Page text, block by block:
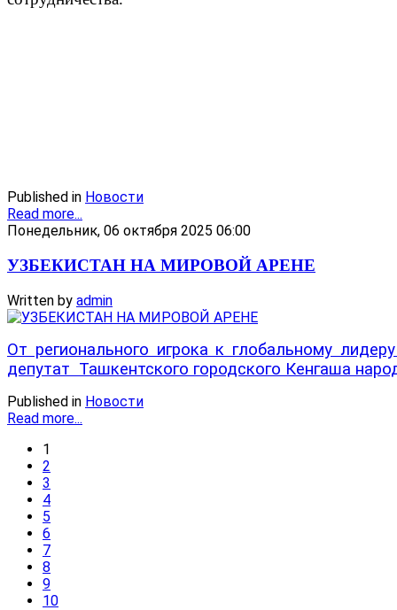
Published in Новости
Read more...
Понедельник, 06 октября 2025 06:00
УЗБЕКИСТАН НА МИРОВОЙ АРЕНЕ
Written by admin
От регионального игрока к глобальному
депутат Ташкентского городского Кенгаша
Published in Новости
Read more...
1
2
3
4
5
6
7
8
9
10